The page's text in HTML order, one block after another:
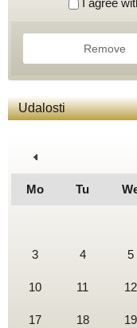
I agree
Remove
Udalosti
Mo Tu
3 4 5
10 11 12
17 18 19